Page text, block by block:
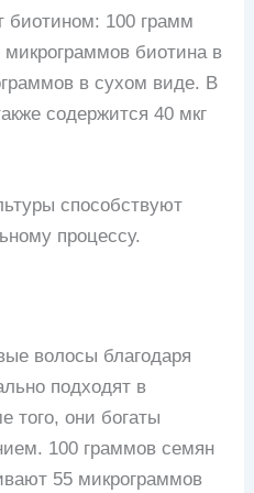
биотином: 100 грамм
микрограммов биотина в
в сухом виде. В
содержится 40 мкг
способствуют
процессу.
волосы благодаря
подходят в
того, они богаты
100 граммов семян
55 микрограммов